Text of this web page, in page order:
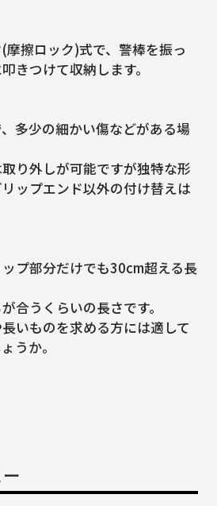
摩擦ロック)式で、警棒を振っ
きつけて収納します。
多少の細かい傷などがある場
り外しが可能ですが独特な形
ップエンド以外の付け替えは
プ部分だけでも30cm超える長
合うくらいの長さです。
いものを求める方には適して
うか。